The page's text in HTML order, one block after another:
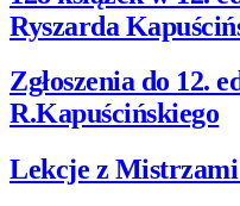
Ryszarda
Zgłoszenia do 12.
R.Kapuścińskiego
Lekcje z